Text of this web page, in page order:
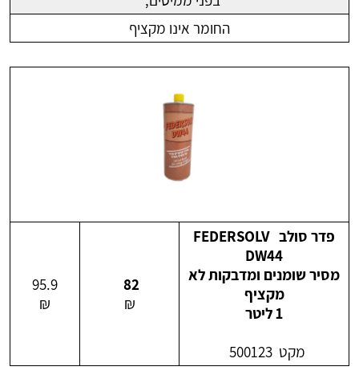
החומר אינו מקציף
פדר סולב FEDERSOLV
DW44
מסיר שומנים ומדבקות לא
מקציף
1 ליטר
מקט 500123
82
₪
95.9
₪